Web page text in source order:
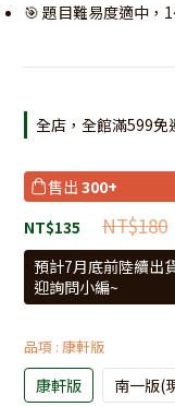
🎯 題目難易度適中，
全店，全館滿599免
售出 300+
NT$180
NT$135
預計7月底前陸續出
迎詢問小編~
品項 : 康軒版
康軒版 南一版(